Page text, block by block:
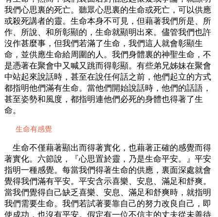
我們心思裏的死亡。聽眾心思裏的生命或死亡，可以供應
或殺死講者的靈。生命本身不可見，但藉著我們所是、所
作、所說、和所彰顯的，生命就顯明出來。儘管我們也許
沒作甚麼事，但我們若滿了生命，我們這人就會彰顯生
命，並供應生命給周圍的人。我們身體裏的神聖生命，不
是憑著在聚會中又喊又跳而得彰顯。有些弟兄姊妹在聚會
中站起來說話時，甚至在說任何話之前，他們起立的方式
都指明他們滿有生命。當他們開始說話時，他們的話語，
甚至姿勢和風度，都指明連他們必死的身體也得著了生
命。
生命有感覺
生命不僅藉著顯出而得著實化，也藉著正確的感覺而得
著實化。六節說，『心思置於靈，乃是生命平安。』平安
指明一種感覺。每當我們得著生命的供應，裏面深處就會
覺得我們滿有平安。平安含示喜樂、安息、滿足和舒爽。
當我們覺得自己缺乏喜樂、安息、滿足和舒爽時，就指明
我們需要生命。我們若試著要靠自己的努力改良自己，即
使成功，也沒有平安。假定有一位不信主的丈夫從未善待